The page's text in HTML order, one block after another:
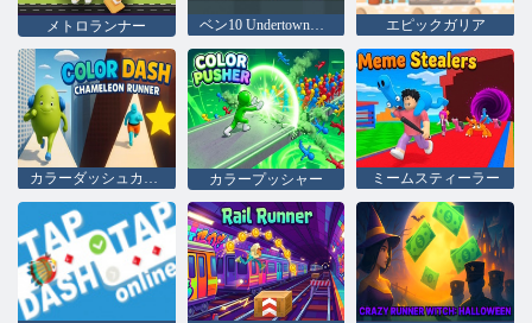
メトロランナー ベン10 Undertownランナー エピックガリア
カラーダッシュカメレオンランナー カラープッシャー ミームスティーラー